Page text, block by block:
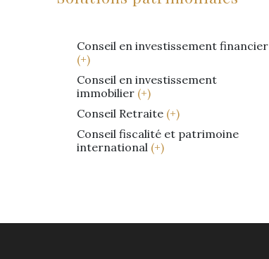
Conseil en investissement financier
(+)
Conseil en investissement
immobilier (+)
Conseil Retraite (+)
Conseil fiscalité et patrimoine
international (+)